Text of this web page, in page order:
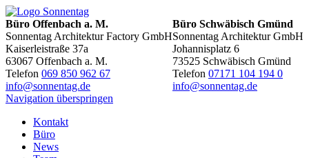
Büro Schwäbisch Gmünd
Sonnentag Architektur GmbH
Johannisplatz 6
73525 Schwäbisch Gmünd
Telefon 07171 104 194 0
info@sonnentag.de
Büro Offenbach a. M.
Sonnentag Architektur Factory GmbH
Kaiserleistraße 37a
63067 Offenbach a. M.
Telefon 069 850 962 67
info@sonnentag.de
Navigation überspringen
Kontakt
Büro
News